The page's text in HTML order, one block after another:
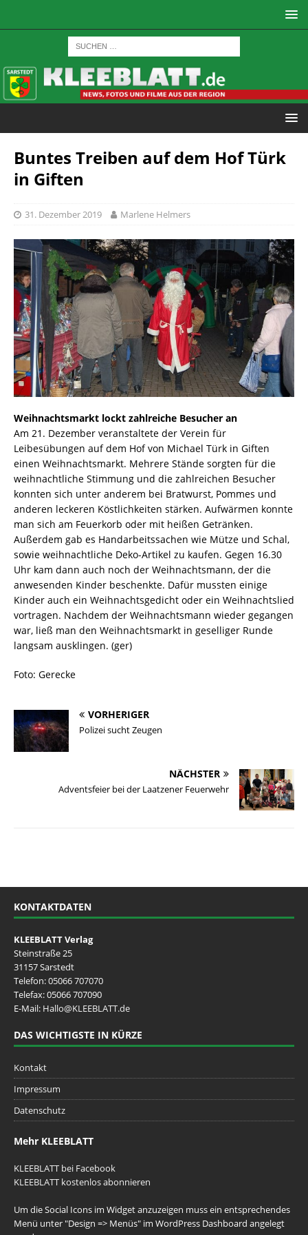
Buntes Treiben auf dem Hof Türk
in Giften
31. Dezember 2019 Marlene Helmers
Weihnachtsmarkt lockt zahlreiche Besucher an
Am 21. Dezember veranstaltete der Verein für
Leibesübungen auf dem Hof von Michael Türk in Giften
einen Weihnachtsmarkt. Mehrere Stände sorgten für die
weihnachtliche Stimmung und die zahlreichen Besucher
konnten sich unter anderem bei Bratwurst, Pommes und
anderen leckeren Köstlichkeiten stärken. Aufwärmen konnte
man sich am Feuerkorb oder mit heißen Getränken.
Außerdem gab es Handarbeitssachen wie Mütze und Schal,
sowie weihnachtliche Deko-Artikel zu kaufen. Gegen 16.30
Uhr kam dann auch noch der Weihnachtsmann, der die
anwesenden Kinder beschenkte. Dafür mussten einige
Kinder auch ein Weihnachtsgedicht oder ein Weihnachtslied
vortragen. Nachdem der Weihnachtsmann wieder gegangen
war, ließ man den Weihnachtsmarkt in geselliger Runde
langsam ausklingen. (ger)
Foto: Gerecke
VORHERIGER
Polizei sucht Zeugen
NÄCHSTER
Adventsfeier bei der Laatzener Feuerwehr
KONTAKTDATEN
KLEEBLATT Verlag
Steinstraße 25
31157 Sarstedt
Telefon:05066 707070
Telefax: 05066 707090
E-Mail: Hallo@KLEEBLATT.de
DAS WICHTIGSTE IN KÜRZE
Kontakt
Impressum
Datenschutz
Mehr KLEEBLATT
KLEEBLATT bei Facebook
KLEEBLATT kostenlos abonnieren
Um die Social Icons im Widget anzuzeigen muss ein entsprechendes
Menü unter "Design => Menüs" im WordPress Dashboard angelegt